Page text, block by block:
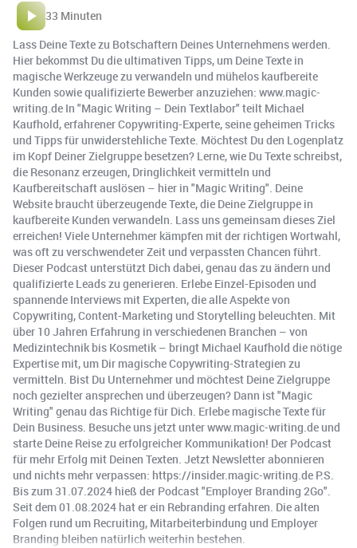
33 Minuten
Lass Deine Texte zu Botschaftern Deines Unternehmens werden.
Hier bekommst Du die ultimativen Tipps, um Deine Texte in
magische Werkzeuge zu verwandeln und mühelos kaufbereite
Kunden sowie qualifizierte Bewerber anzuziehen: www.magic-
writing.de In "Magic Writing – Dein Textlabor" teilt Michael
Kaufhold, erfahrener Copywriting-Experte, seine geheimen Tricks
und Tipps für unwiderstehliche Texte. Möchtest Du den Logenplatz
im Kopf Deiner Zielgruppe besetzen? Lerne, wie Du Texte schreibst,
die Resonanz erzeugen, Dringlichkeit vermitteln und
Kaufbereitschaft auslösen – hier in "Magic Writing". Deine
Website braucht überzeugende Texte, die Deine Zielgruppe in
kaufbereite Kunden verwandeln. Lass uns gemeinsam dieses Ziel
erreichen! Viele Unternehmer kämpfen mit der richtigen Wortwahl,
was oft zu verschwendeter Zeit und verpassten Chancen führt.
Dieser Podcast unterstützt Dich dabei, genau das zu ändern und
qualifizierte Leads zu generieren. Erlebe Einzel-Episoden und
spannende Interviews mit Experten, die alle Aspekte von
Copywriting, Content-Marketing und Storytelling beleuchten. Mit
über 10 Jahren Erfahrung in verschiedenen Branchen – von
Medizintechnik bis Kosmetik – bringt Michael Kaufhold die nötige
Expertise mit, um Dir magische Copywriting-Strategien zu
vermitteln. Bist Du Unternehmer und möchtest Deine Zielgruppe
noch gezielter ansprechen und überzeugen? Dann ist "Magic
Writing" genau das Richtige für Dich. Erlebe magische Texte für
Dein Business. Besuche uns jetzt unter www.magic-writing.de und
starte Deine Reise zu erfolgreicher Kommunikation! Der Podcast
für mehr Erfolg mit Deinen Texten. Jetzt Newsletter abonnieren
und nichts mehr verpassen: https://insider.magic-writing.de P.S.
Bis zum 31.07.2024 hieß der Podcast "Employer Branding 2Go".
Seit dem 01.08.2024 hat er ein Rebranding erfahren. Die alten
Folgen rund um Recruiting, Mitarbeiterbindung und Employer
Branding bleiben natürlich weiterhin bestehen.